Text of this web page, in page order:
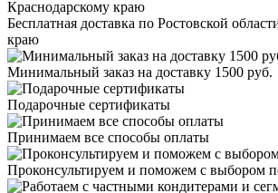
Бесплатная доставка по Ростовской
краю
Минимальный заказ на доставку 1500 руб.
Подарочные сертификаты
Принимаем все способы оплаты
Проконсультируем и поможем с выбором